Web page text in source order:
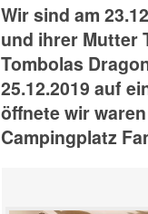
Wir sind am
und ihrer Mutter
Tombolas
25.12.2019 auf
öffnete wir
Campingplatz